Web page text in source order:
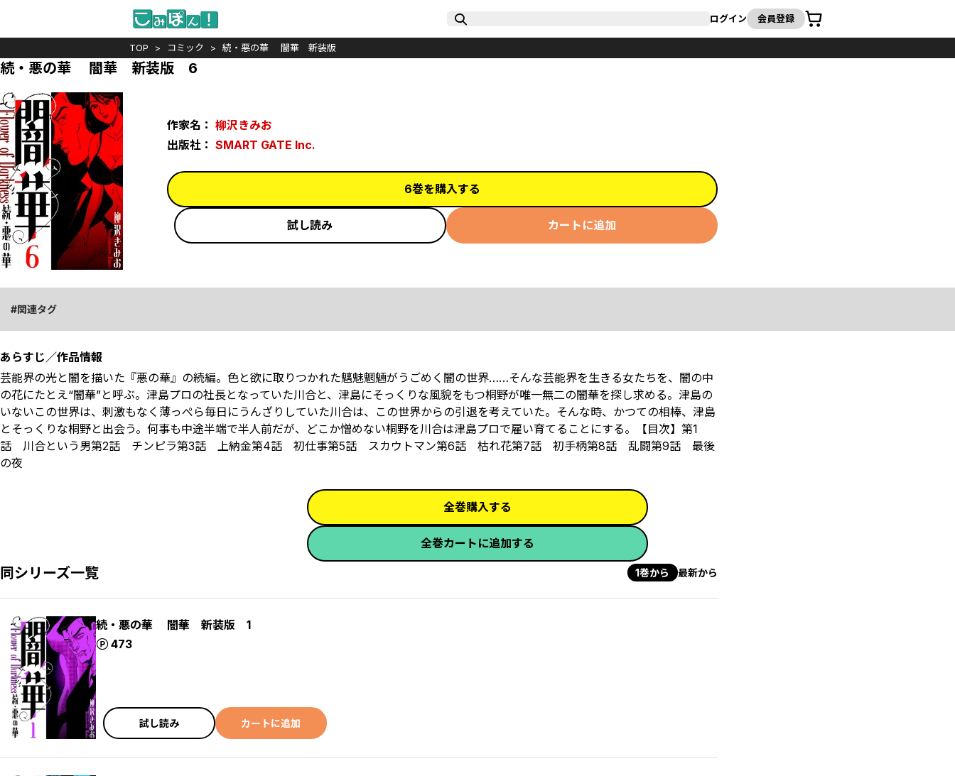
ログイン 会員登録
カート
TOP コミック 続・悪の華 闇華 新装版
続・悪の華 闇華 新装版 6
作家名： 柳沢きみお
出版社： SMART GATE Inc.
6巻を購入する
試し読み カートに追加
関連タグ
あらすじ／作品情報
芸能界の光と闇を描いた『悪の華』の続編。色と欲に取りつかれた魑魅魍魎がうごめく闇の世界……そんな芸能界を生きる女たちを、闇の中
の花にたとえ“闇華”と呼ぶ。津島プロの社長となっていた川合と、津島にそっくりな風貌をもつ桐野が唯一無二の闇華を探し求める。津島の
いないこの世界は、刺激もなく薄っぺら毎日にうんざりしていた川合は、この世界からの引退を考えていた。そんな時、かつての相棒、津島
とそっくりな桐野と出会う。何事も中途半端で半人前だが、どこか憎めない桐野を川合は津島プロで雇い育てることにする。【目次】第1
話 川合という男第2話 チンピラ第3話 上納金第4話 初仕事第5話 スカウトマン第6話 枯れ花第7話 初手柄第8話 乱闘第9話 最後
の夜
全巻購入する
全巻カートに追加する
同シリーズ一覧 1巻から 最新から
続・悪の華 闇華 新装版 1
473
ポイント
試し読み カートに追加